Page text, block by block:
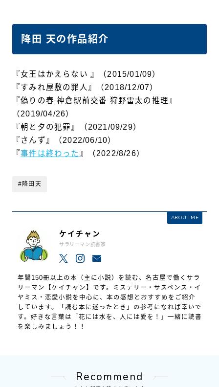
降田 天の作品紹介
『女王はかえらない 』（2015/01/09）
『すみれ屋敷の罪人』（2018/12/07）
『偽りの春 神倉駅前交番 狩野雷太の推理』
（2019/04/26）
『朝と夕の犯罪』（2021/09/29）
『さんず』（2022/06/10）
『事件は終わった 』（2022/8/26）
#降田天
ABOUT ME
ケイチャン
サラリーマン読書家
年間150冊以上の本（主に小説）を読む、名古屋で働くサラ
リーマン【ケイチャン】です。ミステリー・サスペンス・イ
ヤミス・恋愛小説を中心に、本の感想とおすすめをご紹介
しています。「読む本に迷ったとき」の参考になれば幸いで
す。好きな言葉は「花には水を、人には愛を！」一緒に読書
を楽しみましょう！！
Recommend